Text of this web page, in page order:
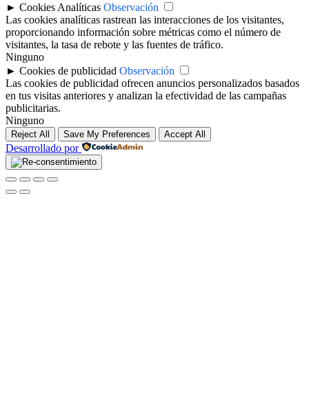
► Cookies Analíticas Observación
Las cookies analíticas rastrean las interacciones de los visitantes,
proporcionando información sobre métricas como el número de
visitantes, la tasa de rebote y las fuentes de tráfico.
Ninguno
► Cookies de publicidad Observación
Las cookies de publicidad ofrecen anuncios personalizados basados
en tus visitas anteriores y analizan la efectividad de las campañas
publicitarias.
Ninguno
Reject All Save My Preferences Accept All
Desarrollado por